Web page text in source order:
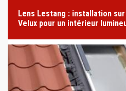
Lens Lestang : installation
Velux pour un intérieur